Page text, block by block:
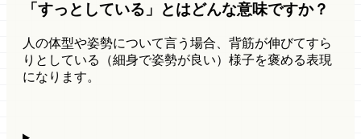
「すっとしている」とはどんな意味ですか？
人の体型や姿勢について言う場合、背筋が伸びてすら
りとしている（細身で姿勢が良い）様子を褒める表現
になります。